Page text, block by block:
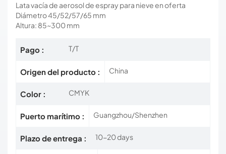
Lata vacía de aerosol de espray para nieve en oferta
Diámetro 45/52/57/65 mm
Altura: 85~300 mm
Pago : T/T
Origen del producto : China
Color : CMYK
Puerto marítimo : Guangzhou/Shenzhen
Plazo de entrega : 10-20 days